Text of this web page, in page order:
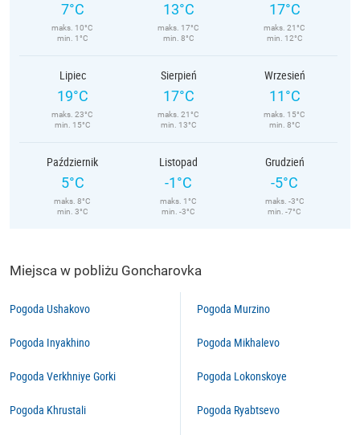
7°C
maks. 10°C
min. 1°C
13°C
maks. 17°C
min. 8°C
17°C
maks. 21°C
min. 12°C
Lipiec
19°C
maks. 23°C
min. 15°C
Sierpień
17°C
maks. 21°C
min. 13°C
Wrzesień
11°C
maks. 15°C
min. 8°C
Październik
5°C
maks. 8°C
min. 3°C
Listopad
-1°C
maks. 1°C
min. -3°C
Grudzień
-5°C
maks. -3°C
min. -7°C
Miejsca w pobliżu Goncharovka
Pogoda Ushakovo
Pogoda Inyakhino
Pogoda Verkhniye Gorki
Pogoda Khrustali
Pogoda Murzino
Pogoda Mikhalevo
Pogoda Lokonskoye
Pogoda Ryabtsevo